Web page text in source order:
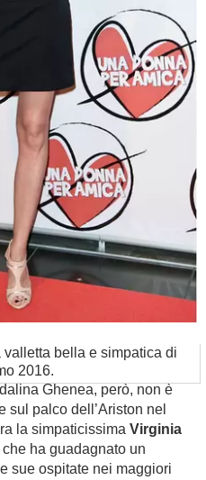
bella e simpatica di
2016.
Ghenea, però, non è
sul palco dell’Ariston nel
la simpaticissima Virginia
ha guadagnato un
sue ospitate nei maggiori